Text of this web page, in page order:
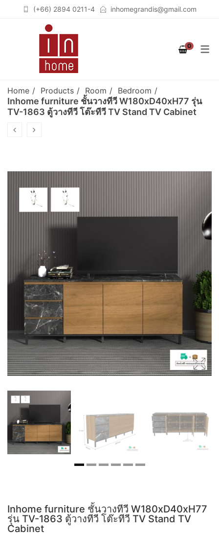
COLLECTION
STUTTGART
BERLIN
ROOM
เฟอร์นิเจอร์สำหรับห้องนอน
เฟอร์นิเจอร์สำหรับห้องนั่งเล่น
(LIVING ROOM)
PRODUCT
เตียงนอน (BEDS)
IN CLOSET)
ชั้นวางจอคอมพิวเตอร์
ตู้เก็บของอเนกประสงค์
ตู้ลิ้นชัก (DRAWER CHESTS)
โต๊ะเครื่องแป้ง (DRESSING
TABLES)
ชั้นวางของ (SHELVES)
ชั้นวางรองเท้า (SHOES
CABINETS)
ตู้ข้างเตียง (SIDE TABLES)
โต๊ะทำงาน (DESKS)
(+66) 2894 0211-4 inhomegrandis@gmail.com
0
Home Products Room Bedroom
Inhome furniture ชั้นวางทีวี W180xD40xH77 รุ่น
TV-1863 ตู้วางทีวี โต๊ะทีวี TV Stand TV Cabinet
Inhome furniture ชั้นวางทีวี W180xD40xH77
รุ่น TV-1863 ตู้วางทีวี โต๊ะทีวี TV Stand TV
Cabinet